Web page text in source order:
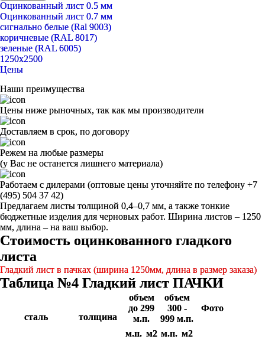
Оцинкованный лист 0.5 мм
Оцинкованный лист 0.7 мм
сигнально белые (Ral 9003)
коричневые (RAL 8017)
зеленые (RAL 6005)
1250х2500
Цены
Наши преимущества
Цены ниже рыночных, так как мы производители
Доставляем в срок, по договору
Режем на любые размеры
(у Вас не останется лишнего материала)
Работаем с дилерами (оптовые цены уточняйте по телефону +7
(495) 504 37 42)
Предлагаем листы толщиной 0,4–0,7 мм, а также тонкие
бюджетные изделия для черновых работ. Ширина листов – 1250
мм, длина – на ваш выбор.
Стоимость оцинкованного гладкого
листа
Гладкий лист в пачках (ширина 1250мм, длина в размер заказа)
Таблица №4 Гладкий лист ПАЧКИ
сталь толщина
объем
до 299
м.п.
объем
300 -
999 м.п.
Фото
м.п. м2 м.п. м2